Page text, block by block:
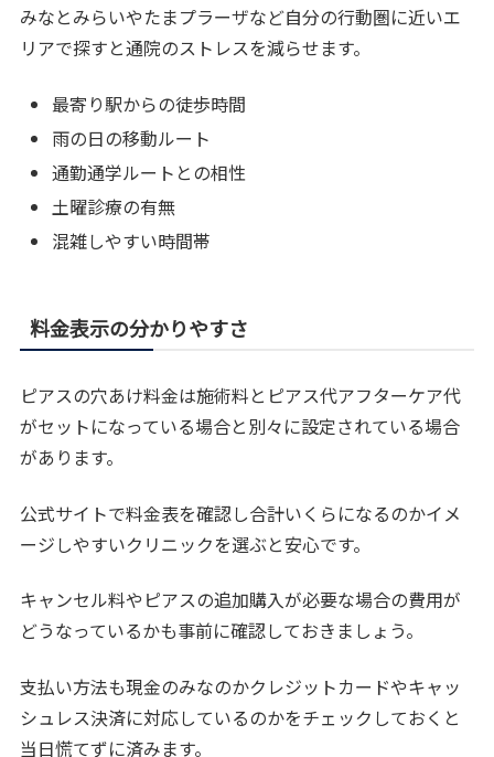
みなとみらいやたまプラーザなど自分の行動圏に近いエ
リアで探すと通院のストレスを減らせます。
最寄り駅からの徒歩時間
雨の日の移動ルート
通勤通学ルートとの相性
土曜診療の有無
混雑しやすい時間帯
料金表示の分かりやすさ
ピアスの穴あけ料金は施術料とピアス代アフターケア代
がセットになっている場合と別々に設定されている場合
があります。
公式サイトで料金表を確認し合計いくらになるのかイメ
ージしやすいクリニックを選ぶと安心です。
キャンセル料やピアスの追加購入が必要な場合の費用が
どうなっているかも事前に確認しておきましょう。
支払い方法も現金のみなのかクレジットカードやキャッ
シュレス決済に対応しているのかをチェックしておくと
当日慌てずに済みます。